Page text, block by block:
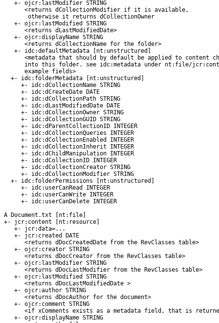
   +- ojcr:lastModifier STRING
      <returns dCollectionModifier if it is available,
       otherwise it returns dCollectionOwner
   +- ojcr:lastModified STRING
      <returns dLastModifiedDate>
   +- ojcr:displayName STRING
      <returns dCollectionName for the folder>
   +- idc:defaultMetadata [nt:unstructured]
<metadata that should by default be applied to content
into this folder. see idc:metadata under nt:file/
      example fields>
  +- idc:folderMetadata [nt:unstructured]
     +- idc:dCollectionName STRING
     +- idc:dCreateDate DATE
     +- idc:dCollectionPath STRING
     +- idc:dLastModifiedDate DATE
     +- idc:dCollectionOwner STRING
     +- idc:dCollectionGUID STRING
     +- idc:dParentCollectionID INTEGER
     +- idc:dCollectionQueries INTEGER
     +- idc:dCollectionEnabled INTEGER
     +- idc:dCollectionInherit INTEGER
     +- idc:dChildManipulation INTEGER
     +- idc:dCollectionID INTEGER
     +- idc:dCollectionCreator STRING
     +- idc:dCollectionModifier STRING
  +- idc:folderPermissions [nt:unstructured]
     +- idc:userCanRead INTEGER
     +- idc:userCanWrite INTEGER
     +- idc:userCanDelete INTEGER
A Document.txt [nt:file]
+- jcr:content [nt:resource]
   +- jcr:data=...
   +- jcr:created DATE
      <returns dDocCreatedDate from the RevClasses table>
   +- ojcr:creator STRING
      <returns dDocCreator from the RevClasses table>
   +- ojcr:lastModifier STRING
      <returns dDocLastModifier from the RevClasses table>
   +- ojcr:lastModified STRING
      <returns dDocLastModifiedDate >
   +- ojcr:author STRING
      <returns dDocAuthor for the document>
   +- ojcr:comment STRING
<if xComments exists as a metadata field, that is
   +- ojcr:displayName STRING